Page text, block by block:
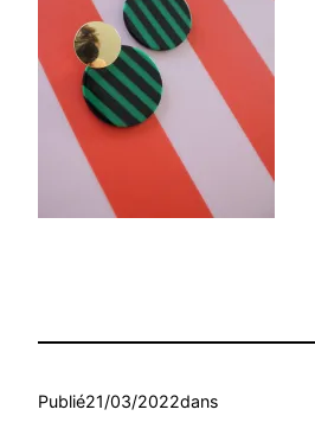
Publié21/03/2022dans